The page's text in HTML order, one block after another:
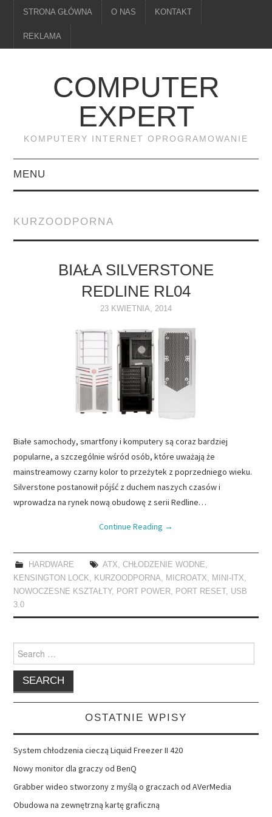
STRONA GŁÓWNA O NAS KONTAKT
REKLAMA
COMPUTER
EXPERT
KOMPUTERY INTERNET OPROGRAMOWANIE
MENU
MONITORY
OPROGRAMOWANIE
INTERNET
KURZOODPORNA
BIAŁA SILVERSTONE
REDLINE RL04
23 KWIETNIA, 2014
Białe samochody, smartfony i komputery są coraz bardziej
popularne, a szczególnie wśród osób, które uważają że
mainstreamowy czarny kolor to przeżytek z poprzedniego wieku.
Silverstone postanowił pójść z duchem naszych czasów i
wprowadza na rynek nową obudowę z serii Redline…
Continue Reading →
HARDWARE ATX, CHŁODZENIE WODNE,
KENSINGTON LOCK, KURZOODPORNA, MICROATX, MINI-ITX,
NOWOCZESNE KSZTAŁTY, PORT POWER, PORT RESET , USB
3.0
Search
for:
OSTATNIE WPISY
System chłodzenia cieczą Liquid Freezer II 420
Nowy monitor dla graczy od BenQ
Grabber wideo stworzony z myślą o graczach od AVerMedia
Obudowa na zewnętrzną kartę graficzną